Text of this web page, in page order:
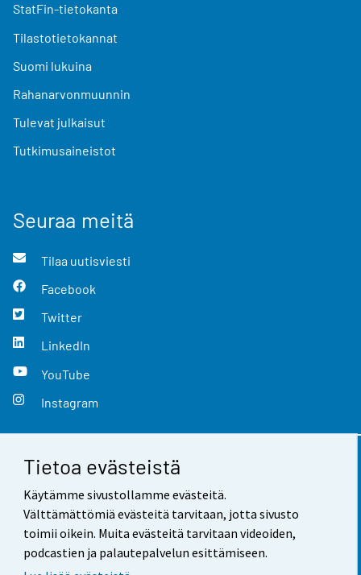
Tietoa evästeistä
Käytämme sivustollamme evästeitä.
Välttämättömiä evästeitä tarvitaan, jotta sivusto
toimii oikein. Muita evästeitä tarvitaan videoiden,
podcastien ja palautepalvelun esittämiseen.
StatFin-tietokanta
Tilastotietokannat
Suomi lukuina
Rahanarvonmuunnin
Tulevat julkaisut
Tutkimusaineistot
Seuraa meitä
Tilaa uutisviesti
Facebook
Twitter
LinkedIn
YouTube
Instagram
Yhteystiedot
Palaute
Käyttöehdot